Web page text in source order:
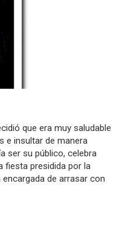
que era muy saludable
e insultar de manera
ser su público, celebra
fiesta presidida por la
de arrasar con